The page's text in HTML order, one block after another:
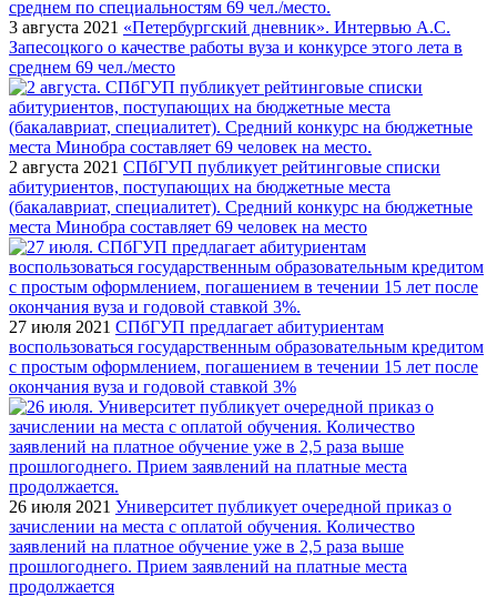
3 августа 2021 «Петербургский дневник». Интервью А.С.
Запесоцкого о качестве работы вуза и конкурсе этого лета в
среднем 69 чел./место
2 августа 2021 СПбГУП публикует рейтинговые списки
абитуриентов, поступающих на бюджетные места
(бакалавриат, специалитет). Средний конкурс на бюджетные
места Минобра составляет 69 человек на место
27 июля 2021 СПбГУП предлагает абитуриентам
воспользоваться государственным образовательным кредитом
с простым оформлением, погашением в течении 15 лет после
окончания вуза и годовой ставкой 3%
26 июля 2021 Университет публикует очередной приказ о
зачислении на места с оплатой обучения. Количество
заявлений на платное обучение уже в 2,5 раза выше
прошлогоднего. Прием заявлений на платные места
продолжается